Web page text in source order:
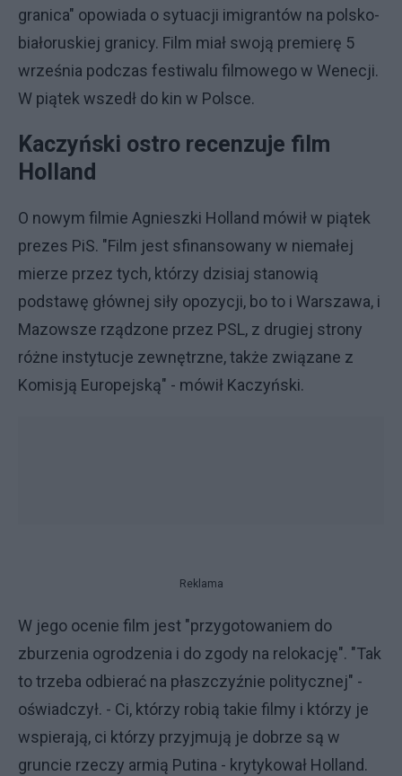
granica" opowiada o sytuacji imigrantów na polsko-
białoruskiej granicy. Film miał swoją premierę 5
września podczas festiwalu filmowego w Wenecji.
W piątek wszedł do kin w Polsce.
Kaczyński ostro recenzuje film
Holland
O nowym filmie Agnieszki Holland mówił w piątek
prezes PiS. "Film jest sfinansowany w niemałej
mierze przez tych, którzy dzisiaj stanowią
podstawę głównej siły opozycji, bo to i Warszawa, i
Mazowsze rządzone przez PSL, z drugiej strony
różne instytucje zewnętrzne, także związane z
Komisją Europejską" - mówił Kaczyński.
Reklama
W jego ocenie film jest "przygotowaniem do
zburzenia ogrodzenia i do zgody na relokację". "Tak
to trzeba odbierać na płaszczyźnie politycznej" -
oświadczył. - Ci, którzy robią takie filmy i którzy je
wspierają, ci którzy przyjmują je dobrze są w
gruncie rzeczy armią Putina - krytykował Holland.